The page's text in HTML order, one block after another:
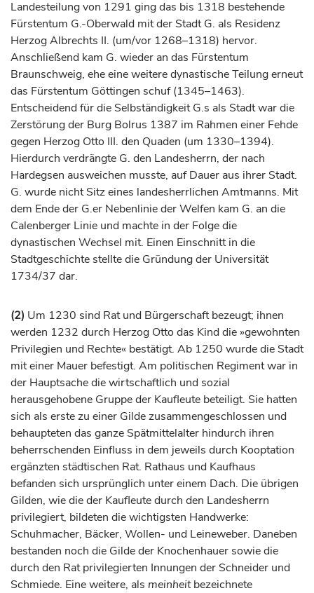
Landesteilung von 1291 ging das bis 1318 bestehende
Fürstentum G.-Oberwald mit der Stadt G. als Residenz
HerzogAlbrechts II. (um/vor 1268–1318) hervor.
Anschließend kam G. wieder an das Fürstentum
Braunschweig, ehe eine weitere dynastische Teilung erneut
das Fürstentum Göttingen schuf (1345–1463).
Entscheidend für die Selbständigkeit G.s als Stadt war die
Zerstörung der Burg Bolrus 1387 im Rahmen einer Fehde
gegen Herzog Otto III. den Quaden (um 1330–1394).
Hierdurch verdrängte G. den Landesherrn, der nach
Hardegsen ausweichen musste, auf Dauer aus ihrer Stadt.
G. wurde nicht Sitz eines landesherrlichen Amtmanns. Mit
dem Ende der G.er Nebenlinie der Welfen kam G. an die
Calenberger Linie und machte in der Folge die
dynastischen Wechsel mit. Einen Einschnitt in die
Stadtgeschichte stellte die Gründung der Universität
1734/37 dar.
(2) Um 1230 sind Rat und Bürgerschaft bezeugt; ihnen
werden 1232 durch Herzog Otto das Kind die »gewohnten
Privilegien und Rechte« bestätigt. Ab 1250 wurde die Stadt
mit einer Mauer befestigt. Am politischen Regiment war in
der Hauptsache die wirtschaftlich und sozial
herausgehobene Gruppe der Kaufleute beteiligt. Sie hatten
sich als erste zu einer Gilde zusammengeschlossen und
behaupteten das ganze Spätmittelalter hindurch ihren
beherrschenden Einfluss in dem jeweils durch Kooptation
ergänzten städtischen Rat. Rathaus und Kaufhaus
befanden sich ursprünglich unter einem Dach. Die übrigen
Gilden, wie die der Kaufleute durch den Landesherrn
privilegiert, bildeten die wichtigsten Handwerke:
Schuhmacher, Bäcker, Wollen- und Leineweber. Daneben
bestanden noch die Gilde der Knochenhauer sowie die
durch den Rat privilegierten Innungen der Schneider und
Schmiede. Eine weitere, als meinheitbezeichnete